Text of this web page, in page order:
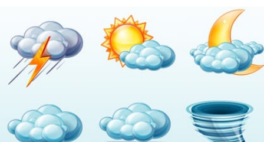
سياسة ناس
إقتصاد فن
كأس العالم